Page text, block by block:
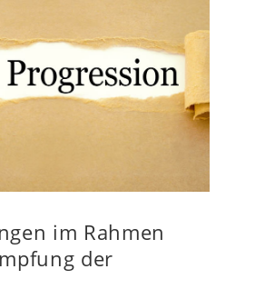
im Rahmen
der